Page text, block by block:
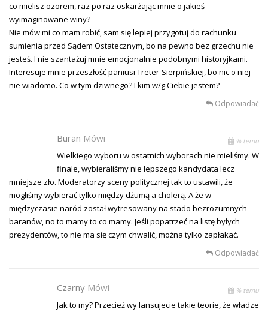
co mielisz ozorem, raz po raz oskarżając mnie o jakieś
wyimaginowane winy?
Nie mów mi co mam robić, sam się lepiej przygotuj do rachunku
sumienia przed Sądem Ostatecznym, bo na pewno bez grzechu nie
jesteś. I nie szantażuj mnie emocjonalnie podobnymi historyjkami.
Interesuje mnie przeszłość paniusi Treter-Sierpińskiej, bo nic o niej
nie wiadomo. Co w tym dziwnego? I kim w/g Ciebie jestem?
Odpowiadać
Buran Mówi % temu
Wielkiego wyboru w ostatnich wyborach nie mieliśmy. W
finale, wybieraliśmy nie lepszego kandydata lecz
mniejsze zło. Moderatorzy sceny politycznej tak to ustawili, że
mogliśmy wybierać tylko między dżumą a cholerą. A że w
międzyczasie naród został wytresowany na stado bezrozumnych
baranów, no to mamy to co mamy. Jeśli popatrzeć na listę byłych
prezydentów, to nie ma się czym chwalić, można tylko zapłakać.
Odpowiadać
Czarny Mówi % temu
Jak to my? Przecież wy lansujecie takie teorie, że władze